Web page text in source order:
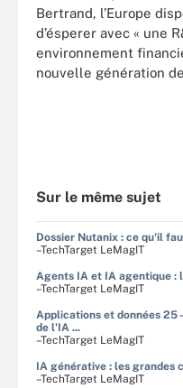
Bertrand, l’Europe
d’ésperer avec « une
environnement
nouvelle génération
Sur le même sujet
Dossier Nutanix : ce qu'il
–TechTarget LeMagIT
Agents IA et IA agentique :
–TechTarget LeMagIT
Applications et données 25
de l'IA ...
–TechTarget LeMagIT
IA générative : les grandes
–TechTarget LeMagIT